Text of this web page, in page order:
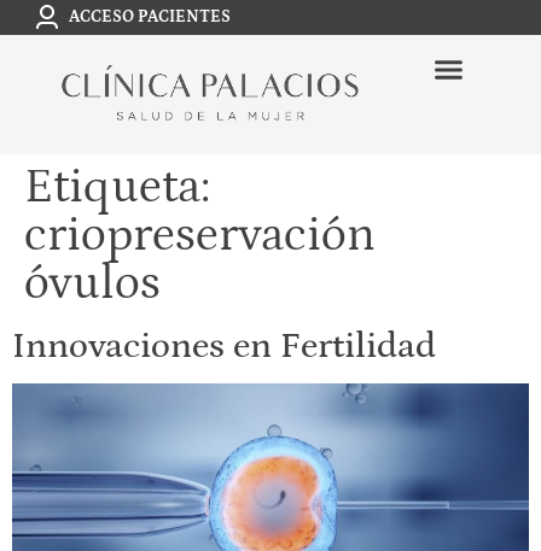
ACCESO PACIENTES
Etiqueta:
criopreservación
óvulos
Innovaciones en Fertilidad